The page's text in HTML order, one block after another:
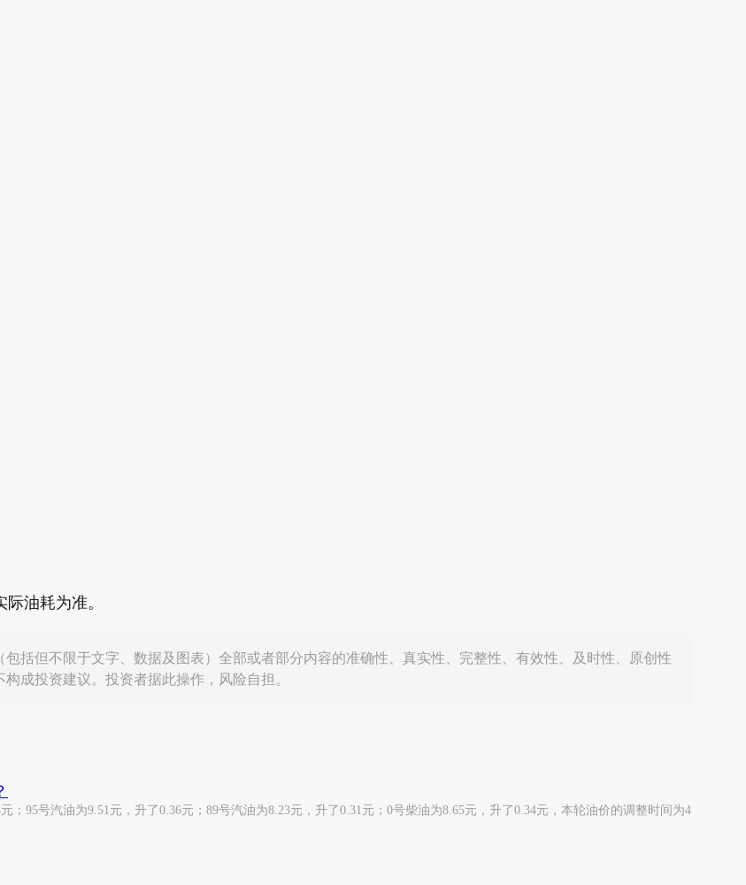
油耗为准。
括但不限于文字、数据及图表）全部或者部分内容的准确性、真实性、完整性、有效性、及时性、原创性
成投资建议。投资者据此操作，风险自担。
95号汽油为9.51元，升了0.36元；89号汽油为8.23元，升了0.31元；0号柴油为8.65元，升了0.34元，本轮油价的调整时间为4